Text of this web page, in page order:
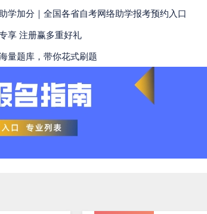
学加分｜全国各省自考网络助学报考预约入口
享 注册赢多重好礼
量题库，带你花式刷题